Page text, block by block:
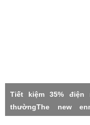
Tiết kiệm 35%
thườngThe new